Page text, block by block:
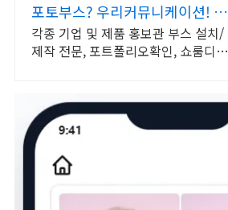
포토부스? 우리커뮤니케이션! 20
년 경력의 전시/부스전문
각종 기업 및 제품 홍보관 부스 설치/
제작 전문, 포트폴리오확인, 쇼룸디자